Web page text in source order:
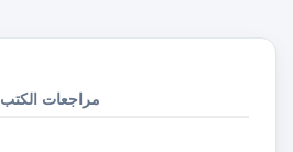
مراجعات الكتب